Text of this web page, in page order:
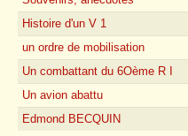
Histoire d'un V 1
un ordre de mobilisation
Un combattant du 6Oème R I
Un avion abattu
Edmond BECQUIN